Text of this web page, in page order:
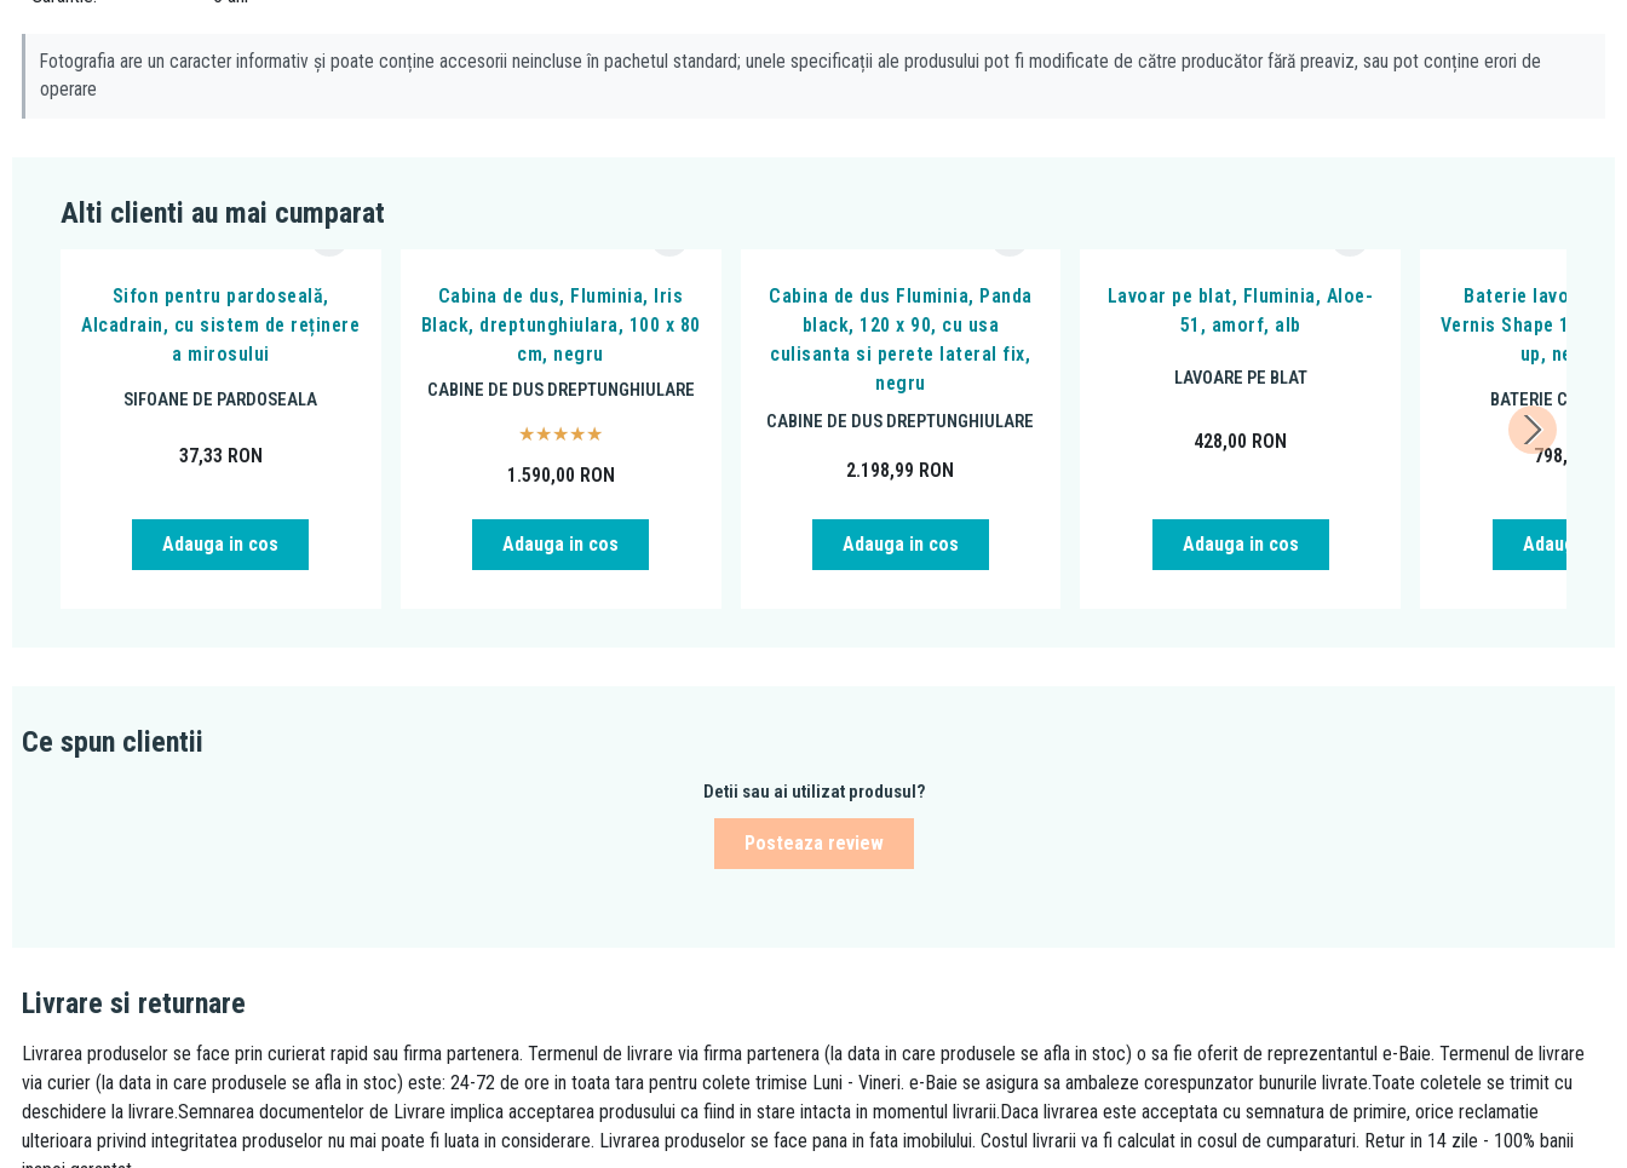
Fotografia are un caracter informativ și poate conține accesorii neincluse în pachetul standard; unele specificații ale produsului pot fi modificate de către producător fără preaviz, sau pot conține erori de
operare
Alti clienti au mai cumparat
Sifon pentru pardoseală,
Alcadrain, cu sistem de reținere
a mirosului
SIFOANE DE PARDOSEALA
37,33 RON
Adauga in cos
Cabina de dus, Fluminia, Iris
Black, dreptunghiulara, 100 x 80
cm, negru
CABINE DE DUS DREPTUNGHIULARE
1.590,00 RON
Adauga in cos
Cabina de dus Fluminia, Panda
black, 120 x 90, cu usa
culisanta si perete lateral fix,
negru
CABINE DE DUS DREPTUNGHIULARE
2.198,99 RON
Adauga in cos
Lavoar pe blat, Fluminia, Aloe-
51, amorf, alb
LAVOARE PE BLAT
428,00 RON
Adauga in cos
Baterie lavoar,
Vernis Shape 100,
up, negru
BATERIE
798,68
Adauga in
Ce spun clientii
Detii sau ai utilizat produsul?
Posteaza review
Livrare si returnare
Livrarea produselor se face prin curierat rapid sau firma partenera. Termenul de livrare via firma partenera (la data in care produsele se afla in stoc) o sa fie oferit de reprezentantul e-Baie. Termenul de livrare
via curier (la data in care produsele se afla in stoc) este: 24-72 de ore in toata tara pentru colete trimise Luni - Vineri. e-Baie se asigura sa ambaleze corespunzator bunurile livrate.Toate coletele se trimit cu
deschidere la livrare.Semnarea documentelor de Livrare implica acceptarea produsului ca fiind in stare intacta in momentul livrarii.Daca livrarea este acceptata cu semnatura de primire, orice reclamatie
ulterioara privind integritatea produselor nu mai poate fi luata in considerare. Livrarea produselor se face pana in fata imobilului. Costul livrarii va fi calculat in cosul de cumparaturi. Retur in 14 zile - 100% banii